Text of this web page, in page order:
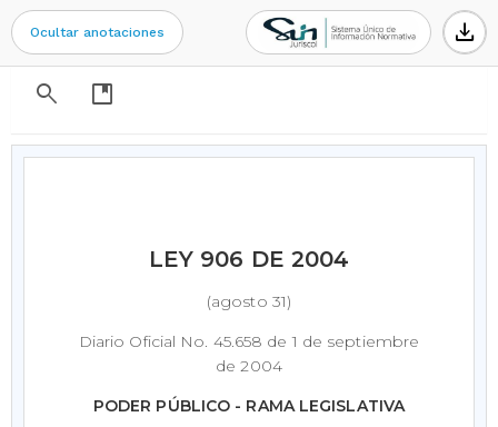
Ocultar anotaciones
download
search
developer_guide
LEY 906 DE 2004
(agosto 31)
Diario Oficial No. 45.658 de 1 de septiembre
de 2004
PODER PÚBLICO - RAMA LEGISLATIVA